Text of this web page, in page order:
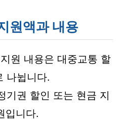
원액과 내용
원 내용은 대중교통 할
나뉩니다.
기권 할인 또는 현금 지
입니다.